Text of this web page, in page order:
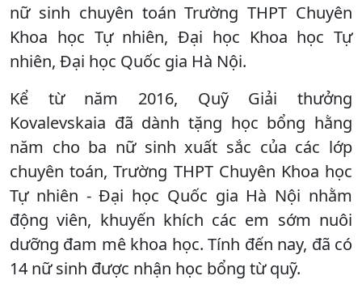
nữ sinh chuyên toán Trường THPT Chuyên
Khoa học Tự nhiên, Đại học Khoa học Tự
nhiên, Đại học Quốc gia Hà Nội.
Kể từ năm 2016, Quỹ Giải thưởng
Kovalevskaia đã dành tặng học bổng hằng
năm cho ba nữ sinh xuất sắc của các lớp
chuyên toán, Trường THPT Chuyên Khoa học
Tự nhiên - Đại học Quốc gia Hà Nội nhằm
động viên, khuyến khích các em sớm nuôi
dưỡng đam mê khoa học. Tính đến nay, đã có
14 nữ sinh được nhận học bổng từ quỹ.